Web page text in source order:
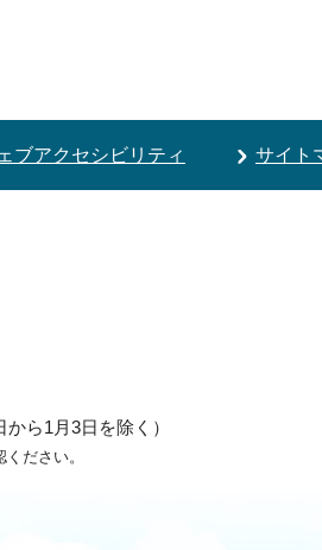
ブアクセシビリティ サイト
ら1月3日を除く）
ださい。